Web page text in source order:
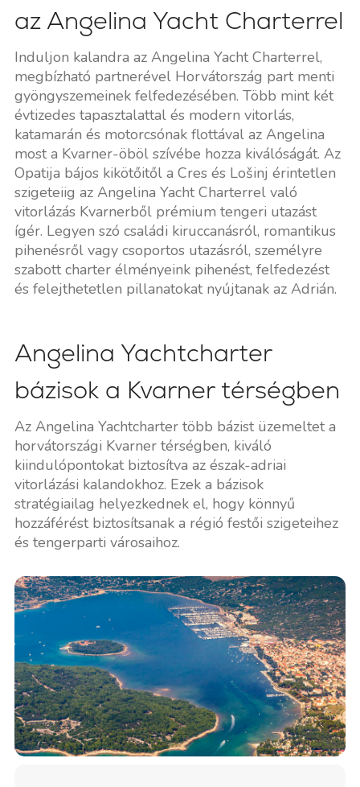
az Angelina Yacht Charterrel
Induljon kalandra az Angelina Yacht Charterrel,
megbízható partnerével Horvátország part menti
gyöngyszemeinek felfedezésében. Több mint két
évtizedes tapasztalattal és modern vitorlás,
katamarán és motorcsónak flottával az Angelina
most a Kvarner-öböl szívébe hozza kiválóságát. Az
Opatija bájos kikötőitől a Cres és Lošinj érintetlen
szigeteiig az Angelina Yacht Charterrel való
vitorlázás Kvarnerből prémium tengeri utazást
ígér. Legyen szó családi kiruccanásról, romantikus
pihenésről vagy csoportos utazásról, személyre
szabott charter élményeink pihenést, felfedezést
és felejthetetlen pillanatokat nyújtanak az Adrián.
Angelina Yachtcharter
bázisok a Kvarner térségben
Az Angelina Yachtcharter több bázist üzemeltet a
horvátországi Kvarner térségben, kiváló
kiindulópontokat biztosítva az észak-adriai
vitorlázási kalandokhoz. Ezek a bázisok
stratégiailag helyezkednek el, hogy könnyű
hozzáférést biztosítsanak a régió festői szigeteihez
és tengerparti városaihoz.